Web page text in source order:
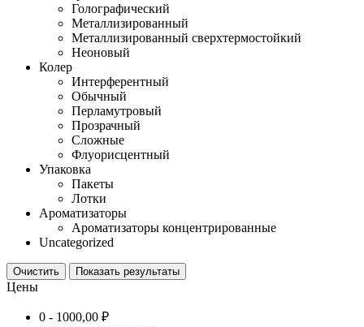
Голографический
Металлизированный
Металлизированный сверхтермостойкий
Неоновый
Колер
Интерферентный
Обычный
Перламутровый
Прозрачный
Сложные
Флуорисцентный
Упаковка
Пакеты
Лотки
Ароматизаторы
Ароматизаторы концентрированные
Uncategorized
Очистить Показать результаты
Цены
0 - 1000,00 ₽